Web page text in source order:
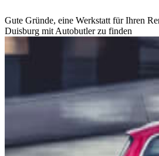
Gute Gründe, eine Werkstatt für Ihren
Duisburg mit Autobutler zu finden